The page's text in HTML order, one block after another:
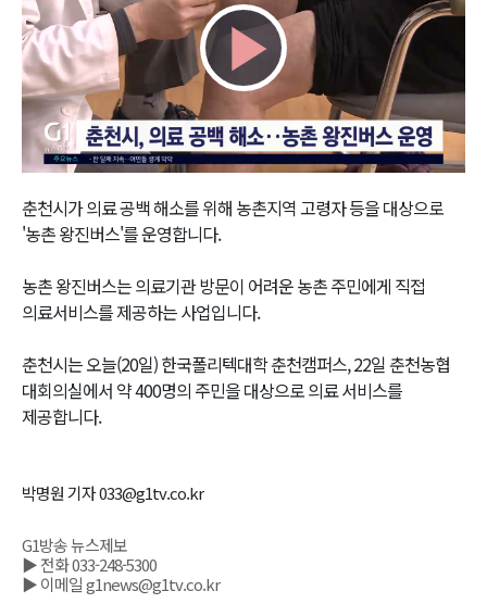
Play
Video
춘천시가 의료 공백 해소를 위해 농촌지역 고령자 등을 대상으로
'농촌 왕진버스'를 운영합니다.
농촌 왕진버스는 의료기관 방문이 어려운 농촌 주민에게 직접
의료서비스를 제공하는 사업입니다.
춘천시는 오늘(20일) 한국폴리텍대학 춘천캠퍼스, 22일 춘천농협
대회의실에서 약 400명의 주민을 대상으로 의료 서비스를
제공합니다.
박명원 기자 033@g1tv.co.kr
G1방송 뉴스제보
▶ 전화 033-248-5300
▶ 이메일 g1news@g1tv.co.kr